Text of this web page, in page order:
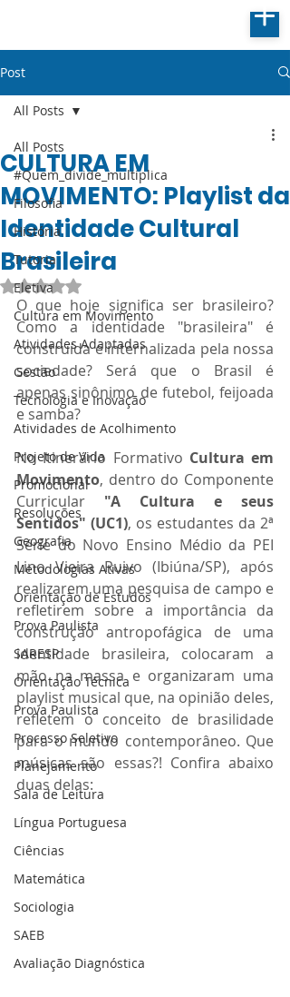
Post
All Posts
#Quem_divide_multiplica
Filosofia
História
Tutoria
Eletiva
Cultura em Movimento
Atividades Adaptadas
Gestão
Tecnologia e Inovação
Atividades de Acolhimento
Projeto de Vida
Promocional
Resoluções
Geografia
Metodologias Ativas
Orientação de Estudos
Prova Paulista
SARESP
Orientação Técnica
Prova Paulista
Processo Seletivo
Planejamento
Sala de Leitura
Língua Portuguesa
Ciências
Matemática
Sociologia
SAEB
Avaliação Diagnóstica
All Posts
CULTURA EM
MOVIMENTO: Playlist da
Identidade Cultural
Brasileira
Avaliado com NaN de 5 estrelas.
O que hoje significa ser brasileiro?
Como a identidade "brasileira" é
construída e internalizada pela nossa
sociedade? Será que o Brasil é
apenas sinônimo de futebol, feijoada
e samba?
No Itinerário Formativo Cultura em
Movimento, dentro do Componente
Curricular "A Cultura e seus
Sentidos" (UC1), os estudantes da 2ª
Série do Novo Ensino Médio da PEI
Lino Vieira Ruivo (Ibiúna/SP), após
realizarem uma pesquisa de campo e
refletirem sobre a importância da
construção antropofágica de uma
identidade brasileira, colocaram a
mão na massa e organizaram uma
playlist musical que, na opinião deles,
refletem o conceito de brasilidade
para o mundo contemporâneo. Que
músicas são essas?! Confira abaixo
duas delas: